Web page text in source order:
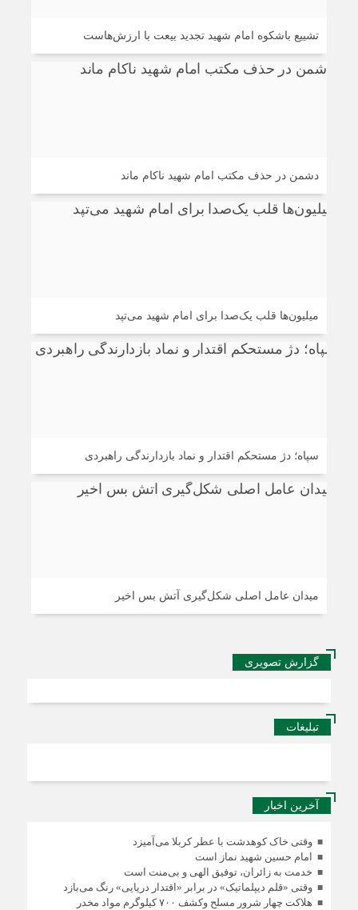
تشییع باشکوه امام شهید تجدید بیعت با ارزش‌هاست
دشمن در حذف مکتب امام شهید ناکام ماند
میلیون‌ها قلب یک‌صدا برای امام شهید می‌تپد
سپاه؛ دژ مستحکم اقتدار و نماد بازدارندگی راهبردی
میدان عامل اصلی شکل‌گیری آتش بس اخیر
گزارش تصویری
تبلیغات
آخرین اخبار
وقتی خاک کوهدشت با عطر کربلا می‌آمیزد
امام حسین شهید نماز است
خدمت به زائران، توفیق الهی و بی‌منت است
وقتی «قلم دیپلماتیک» در برابر «اقتدار دریایی» رنگ می‌بازد
هلاکت چهار شرور مسلح وکشف ۷۰۰ کیلوگرم مواد مخدر